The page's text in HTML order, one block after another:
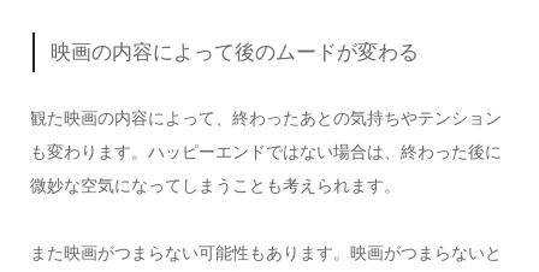
映画の内容によって後のムードが変わる
観た映画の内容によって、終わったあとの気持ちやテンション
も変わります。ハッピーエンドではない場合は、終わった後に
微妙な空気になってしまうことも考えられます。
また映画がつまらない可能性もあります。映画がつまらないと